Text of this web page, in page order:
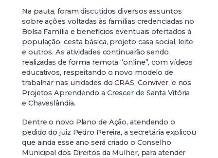
Na pauta, foram discutidos diversos assuntos
sobre ações voltadas às famílias credenciadas no
Bolsa Família e benefícios eventuais ofertados à
população: cesta básica, projeto casa social, leite
e outros. As atividades continuarão sendo
realizadas de forma remota “online”, com vídeos
educativos, respeitando o novo modelo de
trabalhar nas unidades do CRAS, Conviver, e nos
Projetos Aprendendo a Crescer de Santa Vitória
e Chaveslândia.
Dentre o novo Plano de Ação, atendendo o
pedido do juiz Pedro Pereira, a secretária explicou
que ainda esse ano será criado o Conselho
Municipal dos Direitos da Mulher, para atender